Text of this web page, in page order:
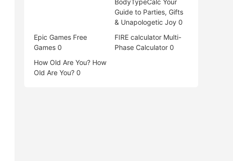
BodyTypeCalc Your
Guide to Parties, Gifts
& Unapologetic Joy 0
Epic Games Free
Games 0
FIRE calculator Multi-
Phase Calculator 0
How Old Are You? How
Old Are You? 0